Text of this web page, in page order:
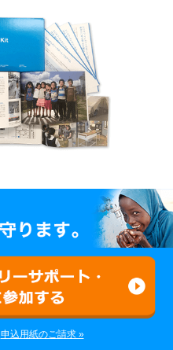
申込用紙のご請求 »